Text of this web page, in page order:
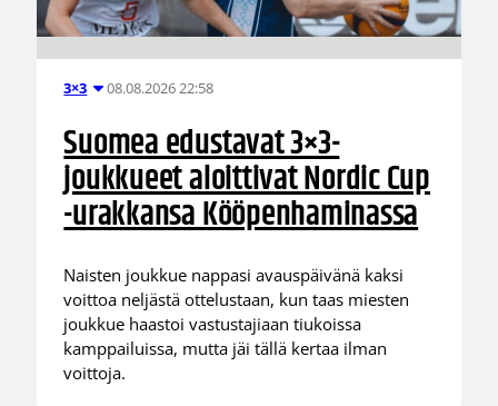
3×3 08.08.2026 22:58
Suomea edustavat 3×3-
joukkueet aloittivat Nordic Cup
-urakkansa Kööpenhaminassa
Naisten joukkue nappasi avauspäivänä kaksi
voittoa neljästä ottelustaan, kun taas miesten
joukkue haastoi vastustajiaan tiukoissa
kamppailuissa, mutta jäi tällä kertaa ilman
voittoja.